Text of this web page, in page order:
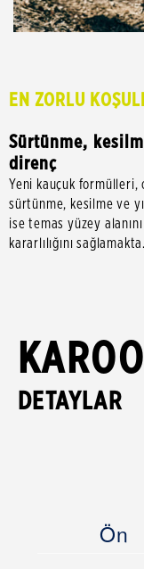
EN ZORLU
Sürtünme,
direnç
Yeni kauçuk formülleri,
sürtünme, kesilme ve
ise temas yüzey
kararlılığını sağlamakta.
DETAYLAR
Ön